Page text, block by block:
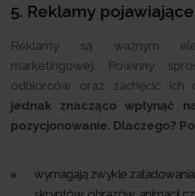
5. Reklamy
Reklamy są ważnym
marketingowej. Powinny
odbiorców oraz zachęcić ich
jednak znacząco wpłynąć
pozycjonowanie. Dlaczego?
wymagają zwykle